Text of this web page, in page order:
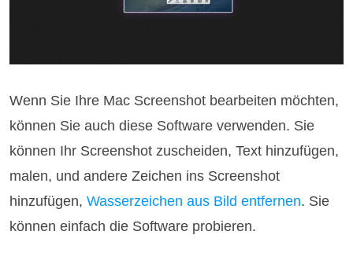
Wenn Sie Ihre Mac Screenshot bearbeiten möchten,
können Sie auch diese Software verwenden. Sie
können Ihr Screenshot zuscheiden, Text hinzufügen,
malen, und andere Zeichen ins Screenshot
hinzufügen,Wasserzeichen aus Bild entfernen. Sie
können einfach die Software probieren.